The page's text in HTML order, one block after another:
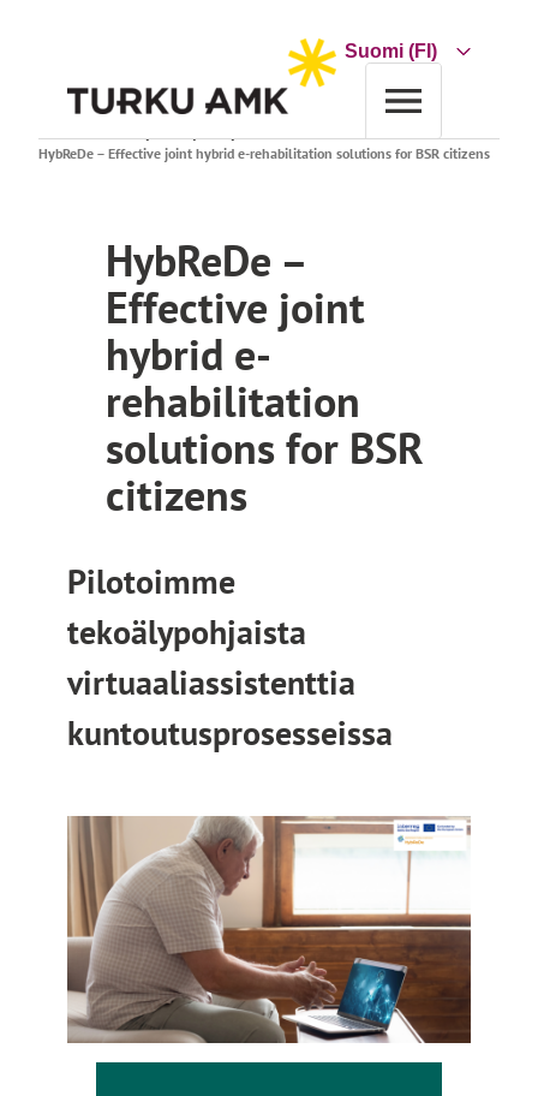
Choose
HybReDe – Effective joint hybrid e-rehabilitation solutions for BSR citizens
HybReDe –
Effective joint
hybrid e-
rehabilitation
solutions for BSR
citizens
Pilotoimme
tekoälypohjaista
virtuaaliassistenttia
kuntoutusprosesseissa